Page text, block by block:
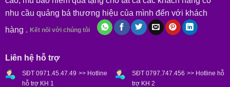
nhu cầu quảng bá thương hiệu của mình đến với khách
hàng . Kết nối với chúng tôi
Liên hệ hỗ trợ
SĐT 0971.45.47.49 >> Hotline
hỗ trợ KH 1
SĐT 0797.747.456 >> Hotline hỗ
trợ KH 2